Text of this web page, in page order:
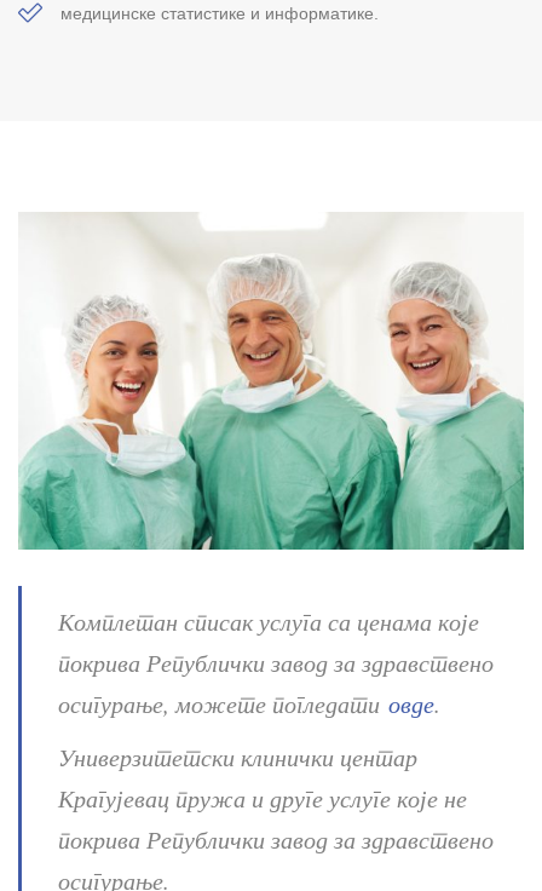
медицинске статистике и информатике.
Комплетан списак услуга са ценама које
покрива Републички завод за здравствено
осигурање, можете погледати овде.
Универзитетски клинички центар
Крагујевац пружа и друге услуге које не
покрива Републички завод за здравствено
осигурање.